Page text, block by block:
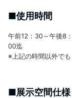
■使用時間
午前12：30～午後8
00迄
※上記の時間以外でも
■展示空間仕様